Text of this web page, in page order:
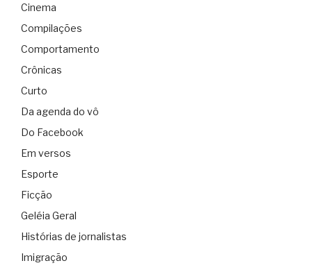
Cinema
Compilações
Comportamento
Crônicas
Curto
Da agenda do vô
Do Facebook
Em versos
Esporte
Ficção
Geléia Geral
Histórias de jornalistas
Imigração